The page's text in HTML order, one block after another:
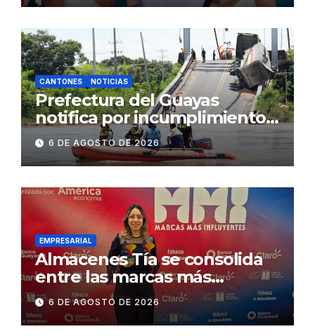
2.500 jóvenes
CANTONES NOTICIAS
Prefectura del Guayas
notifica por incumplimiento
contractual a la
Concesionaria CONORTE y
exige celeridad en
desmontaje del puente
Gonzalo Icaza Cornejo, en
Daule
6 DE AGOSTO DE 2026
EMPRESARIAL
Almacenes Tía se consolida
entre las marcas más
influyentes del Ecuador
6 DE AGOSTO DE 2026